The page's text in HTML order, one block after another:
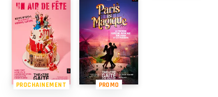
PROCHAINEMENT PROMO